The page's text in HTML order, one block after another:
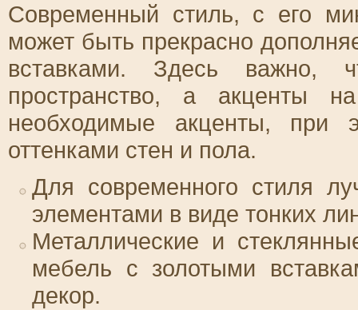
Современный стиль, с его
может быть прекрасно
вставками. Здесь важно,
пространство, а акценты
необходимые акценты, при
оттенками стен и пола.
Для современного стиля
элементами в виде тонких
Металлические и
мебель с золотыми
декор.